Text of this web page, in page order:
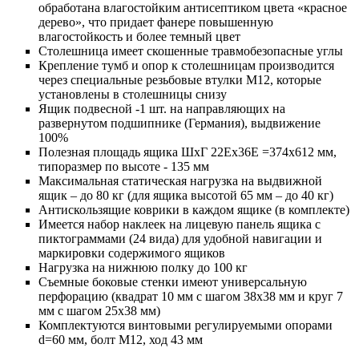
обработана влагостойким антисептиком цвета «красное
дерево», что придает фанере повышенную
влагостойкость и более темный цвет
Столешница имеет скошенные травмобезопасные углы
Крепление тумб и опор к столешницам производится
через специальные резьбовые втулки М12, которые
установлены в столешницы снизу
Ящик подвесной -1 шт. на направляющих на
развернутом подшипнике (Германия), выдвижение
100%
Полезная площадь ящика ШхГ 22Ех36Е =374x612 мм,
типоразмер по высоте - 135 мм
Максимальная статическая нагрузка на выдвижной
ящик – до 80 кг (для ящика высотой 65 мм – до 40 кг)
Антискользящие коврики в каждом ящике (в комплекте)
Имеется набор наклеек на лицевую панель ящика с
пиктограммами (24 вида) для удобной навигации и
маркировки содержимого ящиков
Нагрузка на нижнюю полку до 100 кг
Съемные боковые стенки имеют универсальную
перфорацию (квадрат 10 мм c шагом 38х38 мм и круг 7
мм с шагом 25х38 мм)
Комплектуются винтовыми регулируемыми опорами
d=60 мм, болт М12, ход 43 мм